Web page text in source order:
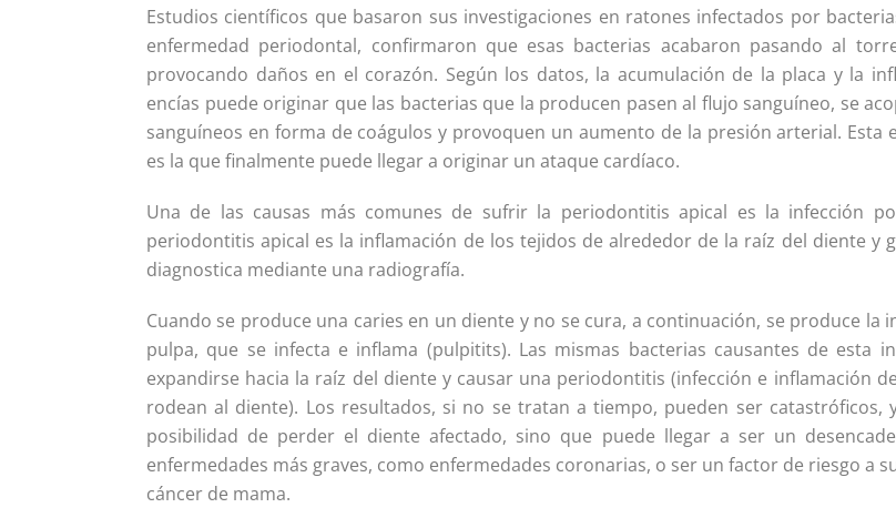
Estudios científicos que basaron sus investigaciones en ratones infectados por
enfermedad periodontal, confirmaron que esas bacterias acabaron pasando al
provocando daños en el corazón. Según los datos, la acumulación de la placa y la
encías puede originar que las bacterias que la producen pasen al flujo sanguíneo, se
sanguíneos en forma de coágulos y provoquen un aumento de la presión arterial. Esta
es la que finalmente puede llegar a originar un ataque cardíaco.
Una de las causas más comunes de sufrir la periodontitis apical es la infección
periodontitis apical es la inflamación de los tejidos de alrededor de la raíz del diente y
diagnostica mediante una radiografía.
Cuando se produce una caries en un diente y no se cura, a continuación, se produce la
pulpa, que se infecta e inflama (pulpitits). Las mismas bacterias causantes de esta
expandirse hacia la raíz del diente y causar una periodontitis (infección e inflamación
rodean al diente). Los resultados, si no se tratan a tiempo, pueden ser catastróficos,
posibilidad de perder el diente afectado, sino que puede llegar a ser un
enfermedades más graves, como enfermedades coronarias, o ser un factor de riesgo a
cáncer de mama.